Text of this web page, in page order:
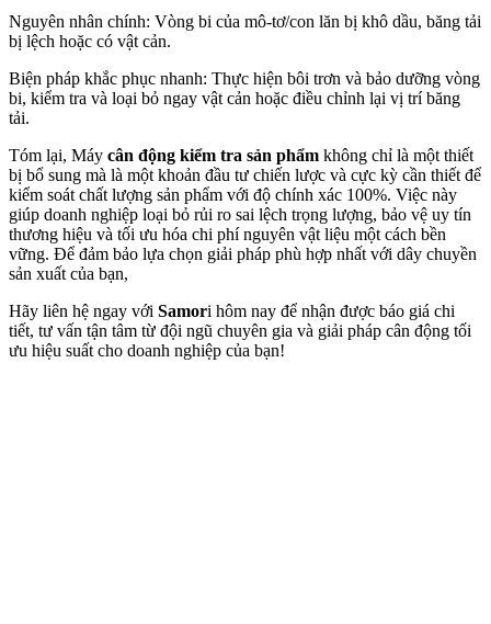
Nguyên nhân chính: Vòng bi của mô-tơ/con lăn bị khô dầu, băng tải
bị lệch hoặc có vật cản.
Biện pháp khắc phục nhanh: Thực hiện bôi trơn và bảo dưỡng vòng
bi, kiểm tra và loại bỏ ngay vật cản hoặc điều chỉnh lại vị trí băng
tải.
Tóm lại, Máy cân động kiểm tra sản phẩm không chỉ là một thiết
bị bổ sung mà là một khoản đầu tư chiến lược và cực kỳ cần thiết để
kiểm soát chất lượng sản phẩm với độ chính xác 100%. Việc này
giúp doanh nghiệp loại bỏ rủi ro sai lệch trọng lượng, bảo vệ uy tín
thương hiệu và tối ưu hóa chi phí nguyên vật liệu một cách bền
vững. Để đảm bảo lựa chọn giải pháp phù hợp nhất với dây chuyền
sản xuất của bạn,
Hãy liên hệ ngay với Samori hôm nay để nhận được báo giá chi
tiết, tư vấn tận tâm từ đội ngũ chuyên gia và giải pháp cân động tối
ưu hiệu suất cho doanh nghiệp của bạn!